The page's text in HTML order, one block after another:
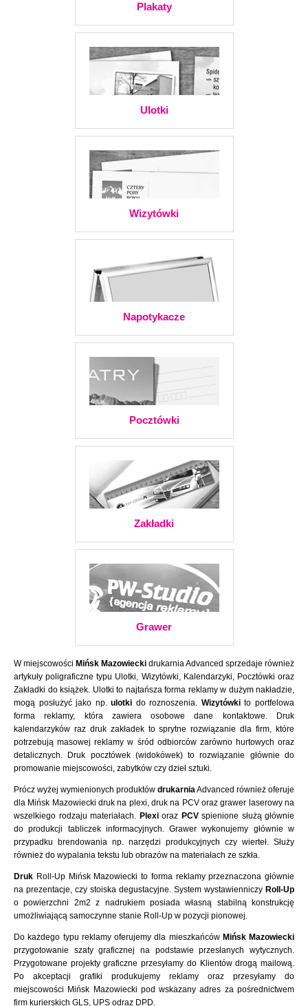
Plakaty
Ulotki
Wizytówki
Napotykacze
Pocztówki
Zakładki
Grawer
W miejscowości Mińsk Mazowiecki drukarnia Advanced sprzedaje również
artykuły poligraficzne typu Ulotki, Wizytówki, Kalendarzyki, Pocztówki oraz
Zakładki do książek. Ulotki to najtańsza forma reklamy w dużym nakładzie,
mogą posłużyć jako np.ulotki do roznoszenia. Wizytówkito portfelowa
forma reklamy, która zawiera osobowe dane kontaktowe. Druk
kalendarzyków raz druk zakładek to sprytne rozwiązanie dla firm, które
potrzebują masowej reklamy w śród odbiorców zarówno hurtowych oraz
detalicznych. Druk pocztówek (widokówek) to rozwiązanie głównie do
promowanie miejscowości, zabytków czy dzieł sztuki.
Prócz wyżej wymienionych produktów drukarniaAdvanced również oferuje
dla Mińsk Mazowiecki druk na plexi, druk na PCV oraz grawer laserowy na
wszelkiego rodzaju materiałach. Plexioraz PCVspienione służą głównie
do produkcji tabliczek informacyjnych. Grawer wykonujemy głównie w
przypadku brendowania np. narzędzi produkcyjnych czy wierteł. Służy
również do wypalania tekstu lub obrazów na materiałach ze szkła.
Druk Roll-Up Mińsk Mazowiecki to forma reklamy przeznaczona głównie
na prezentacje, czy stoiska degustacyjne. System wystawienniczy Roll-Up
o powierzchni 2m2 z nadrukiem posiada własną stabilną konstrukcję
umożliwiającą samoczynne stanie Roll-Up w pozycji pionowej.
Do każdego typu reklamy oferujemy dla mieszkańców Mińsk Mazowiecki
przygotowanie szaty graficznej na podstawie przesłanych wytycznych.
Przygotowane projekty graficzne przesyłamy do Klientów drogą mailową.
Po akceptacji grafiki produkujemy reklamy oraz przesyłamy do
miejscowości Mińsk Mazowiecki pod wskazany adres za pośrednictwem
firm kurierskich GLS, UPS odraz DPD.